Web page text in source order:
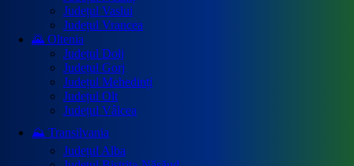
Județul Vaslui
Județul Vrancea
🌄 Oltenia
Județul Dolj
Județul Gorj
Județul Mehedinți
Județul Olt
Județul Vâlcea
⛰️ Transilvania
Județul Alba